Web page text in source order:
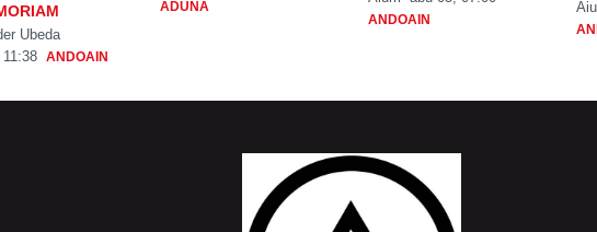
Ubeda
ANDOAIN
ADUNA
ANDOAIN